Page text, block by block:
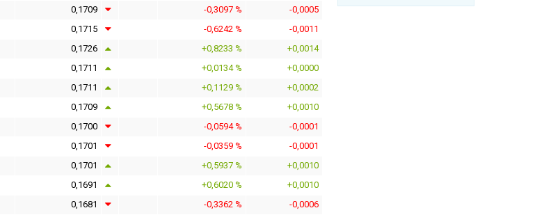
0,1709 -0,3097 %
-0,0005
0,1715 -0,6242 %
-0,0011
0,1726 +0,8233 %
+0,0014
0,1711 +0,0134 %
+0,0000
0,1711 +0,1129 %
+0,0002
0,1709 +0,5678 %
+0,0010
0,1700 -0,0594 %
-0,0001
0,1701 -0,0359 %
-0,0001
0,1701 +0,5937 %
+0,0010
0,1691 +0,6020 %
+0,0010
0,1681 -0,3362 %
-0,0006